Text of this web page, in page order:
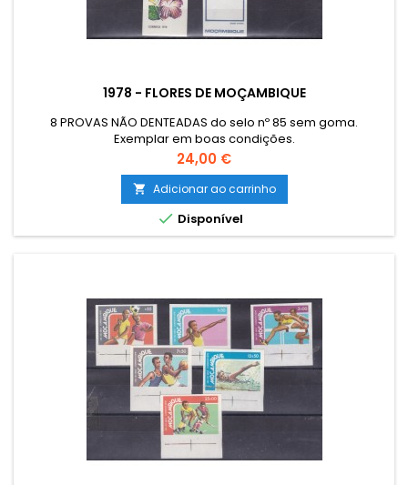
1978 - FLORES DE MOÇAMBIQUE
8 PROVAS NÃO DENTEADAS do selo nº 85 sem goma.
Exemplar em boas condições.
Preço
24,00 €
 Adicionar ao carrinho
 Disponível